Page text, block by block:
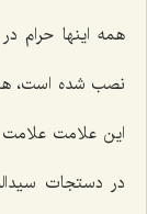
همه اینها حرام
نصب شده است،
این علامت
در دستجات